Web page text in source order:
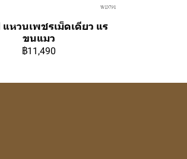
แหวนเพชรเม็ดเดียว แร
ขนแมว
฿11,490